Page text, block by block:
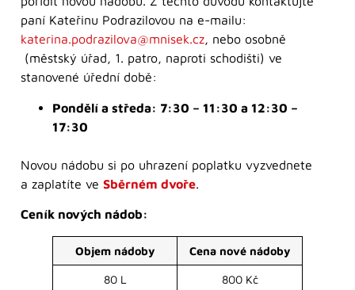
paní Kateřinu Podrazilovou na e-mailu:
katerina.podrazilova@mnisek.cz, nebo osobně
(městský úřad, 1. patro, naproti schodišti) ve
stanovené úřední době:
Pondělí a středa: 7:30 – 11:30 a 12:30 –
17:30
Novou nádobu si po uhrazení poplatku vyzvednete
a zaplatíte ve Sběrném dvoře.
Ceník nových nádob:
Objem nádoby Cena nové nádoby
80 L 800 Kč